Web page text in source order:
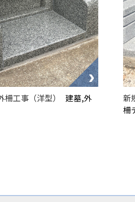
工事（洋型）
建墓,外
新
柵